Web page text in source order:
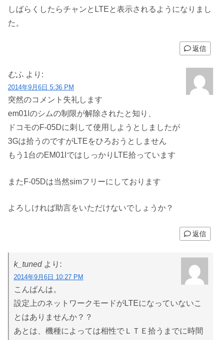
しばらくしたらチャンとLTEと表示されるようになりまし
た。
返信
むふ より:
2014年9月6日 5:36 PM
突然のコメント失礼します
em01lのシムの制限が解除されたと知り、
ドコモのF-05Dに刺して使用しようとしましたが
3Gは拾うのですがLTEをひろおうとしません
もう1台のEM01lではしっかりLTE拾っています
またF-05Dは当然simフリーにしております
よろしければ助言をいただけないでしょうか？
返信
k_tuned より:
2014年9月6日 10:27 PM
こんばんは。
設定上のネットワークモードがLTEになっていないこ
とはありませんか？？
あとは、機種によっては相性でＬＴＥ拾うまでに時間